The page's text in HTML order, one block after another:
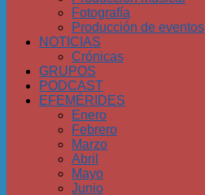
Fotografía
Producción de eventos
NOTICIAS
Crónicas
GRUPOS
PODCAST
EFEMÉRIDES
Enero
Febrero
Marzo
Abril
Mayo
Junio